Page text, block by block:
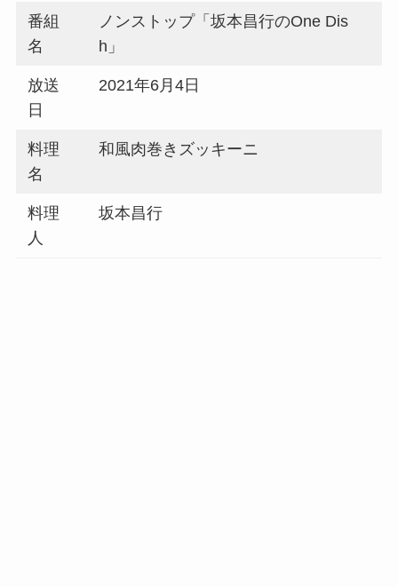
番組
名
ノンストップ「坂本昌行のOne Dis
h」
放送
日
2021年6月4日
料理
名
和風肉巻きズッキーニ
料理
人
坂本昌行